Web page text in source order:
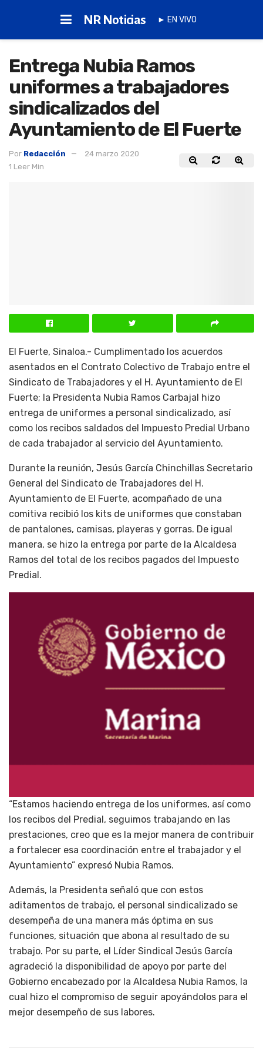
NR Noticias ► EN VIVO
Entrega Nubia Ramos
uniformes a trabajadores
sindicalizados del
Ayuntamiento de El Fuerte
Por Redacción
24 marzo 2020
1 Leer Min
El Fuerte, Sinaloa.- Cumplimentado los acuerdos
asentados en el Contrato Colectivo de Trabajo entre el
Sindicato de Trabajadores y el H. Ayuntamiento de El
Fuerte; la Presidenta Nubia Ramos Carbajal hizo
entrega de uniformes a personal sindicalizado, así
como los recibos saldados del Impuesto Predial Urbano
de cada trabajador al servicio del Ayuntamiento.
Durante la reunión, Jesús García Chinchillas Secretario
General del Sindicato de Trabajadores del H.
Ayuntamiento de El Fuerte, acompañado de una
comitiva recibió los kits de uniformes que constaban
de pantalones, camisas, playeras y gorras. De igual
manera, se hizo la entrega por parte de la Alcaldesa
Ramos del total de los recibos pagados del Impuesto
Predial.
“Estamos haciendo entrega de los uniformes, así como
los recibos del Predial, seguimos trabajando en las
prestaciones, creo que es la mejor manera de contribuir
a fortalecer esa coordinación entre el trabajador y el
Ayuntamiento” expresó Nubia Ramos.
Además, la Presidenta señaló que con estos
aditamentos de trabajo, el personal sindicalizado se
desempeña de una manera más óptima en sus
funciones, situación que abona al resultado de su
trabajo. Por su parte, el Líder Sindical Jesús García
agradeció la disponibilidad de apoyo por parte del
Gobierno encabezado por la Alcaldesa Nubia Ramos, la
cual hizo el compromiso de seguir apoyándolos para el
mejor desempeño de sus labores.